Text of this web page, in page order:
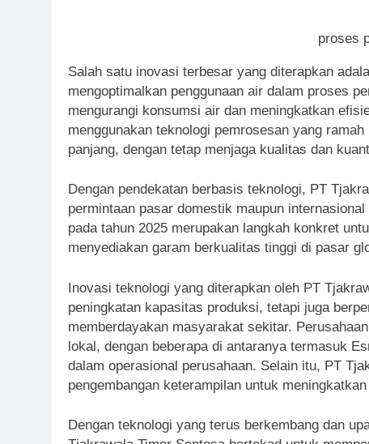
proses
Salah satu inovasi terbesar yang diterapkan
mengoptimalkan penggunaan air dalam proses
mengurangi konsumsi air dan meningkatkan
menggunakan teknologi pemrosesan yang
panjang, dengan tetap menjaga kualitas dan
Dengan pendekatan berbasis teknologi, PT
permintaan pasar domestik maupun
pada tahun 2025 merupakan langkah konkret
menyediakan garam berkualitas tinggi di pasar
Inovasi teknologi yang diterapkan oleh PT
peningkatan kapasitas produksi, tetapi juga
memberdayakan masyarakat sekitar.
lokal, dengan beberapa di antaranya termasuk
dalam operasional perusahaan. Selain itu, PT
pengembangan keterampilan untuk
Dengan teknologi yang terus berkembang dan